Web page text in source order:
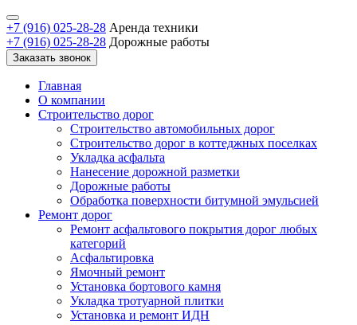
+7 (916) 025-28-28 Аренда техники
+7 (916) 025-28-28 Дорожные работы
Заказать звонок
Главная
О компании
Строительство дорог
Строительство автомобильных дорог
Строительство дорог в коттеджных поселках
Укладка асфальта
Нанесение дорожной разметки
Дорожные работы
Обработка поверхности битумной эмульсией
Ремонт дорог
Ремонт асфальтового покрытия дорог любых
категорий
Асфальтировка
Ямочный ремонт
Установка бортового камня
Укладка тротуарной плитки
Установка и ремонт ИДН